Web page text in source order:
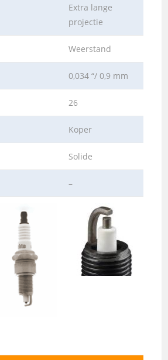
Extra lange
projectie
Weerstand
0,034 “/ 0,9 mm
26
Koper
Solide
–